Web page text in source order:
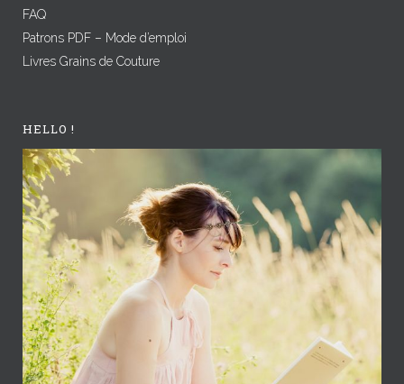
FAQ
Patrons PDF – Mode d’emploi
Livres Grains de Couture
HELLO !